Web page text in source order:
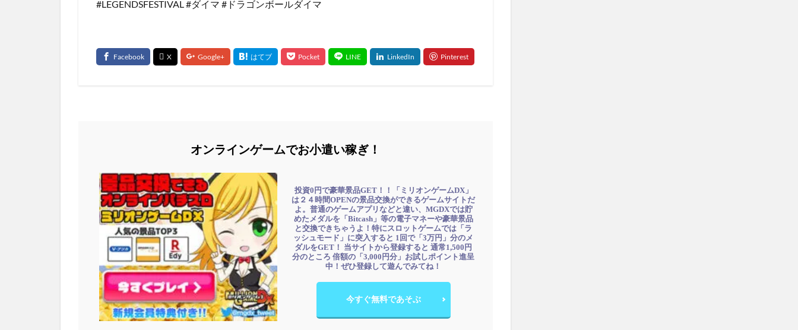
#LEGENDSFESTIVAL #ダイマ #ドラゴンボールダイマ
オンラインゲームでお小遣い稼ぎ！
投資0円で豪華景品GET！！「ミリオンゲームDX」
は２４時間OPENの景品交換ができるゲームサイトだ
よ。普通のゲームアプリなどと違い、MGDXでは貯
めたメダルを「Bitcash」等の電子マネーや豪華景品
と交換できちゃうよ！特にスロットゲームでは「ラ
ッシュモード」に突入すると 1回で「3万円」分のメ
ダルをGET！ 当サイトから登録すると 通常1,500円
分のところ 倍額の「3,000円分」お試しポイント進呈
中！ぜひ登録して遊んでみてね！
今すぐ無料であそぶ